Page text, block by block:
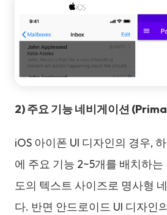
2) 주요 기능 네비게이션
iOS 아이폰 UI 디자인의 경우,
에 주요 기능 2~5개를 배치하는
도의 텍스트 사이즈로 명사형
다. 반면 안드로이드 UI 디자인